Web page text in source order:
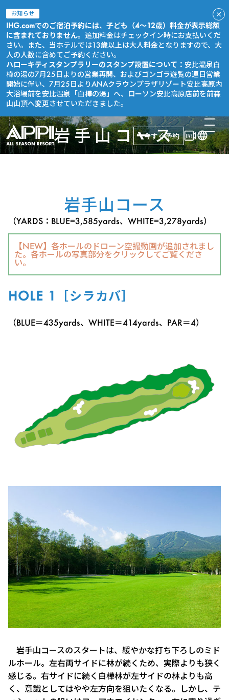
お知らせ
IHG.comでのご宿泊予約には、子ども（4～12歳）料金が表示総額
に含まれておりません。 追加料金はチェックイン時にお支払いくだ
さい。また、当ホテルでは13歳以上は大人料金となりますので、大
人の人数に含めてご予約ください。
ハローキティスタンプラリーのスタンプ設置について： 安比温泉白
樺の湯の7月25日よりの営業再開、およびゴンゴラ遊覧の連日営業
開始に伴い、7月25日よりANAクラウンプラザリゾート安比高原内
大浴場前を安比温泉「白樺の湯」へ、ローソン安比高原店前を前森
山山頂へ変更させていただきました。
今すぐ予約
岩手山コース
岩手山コース
（YARDS：BLUE=3,585yards、WHITE=3,278yards）
【NEW】 各ホールのドローン空撮動画が追加されまし
た。各ホールの写真部分をクリックしてご覧くださ
い。
HOLE 1［シラカバ］
（BLUE＝435yards、WHITE＝414yards、PAR＝4）
岩手山コースのスタートは、緩やかな打ち下ろしのミド
ルホール。左右両サイドに林が続くため、実際よりも狭く
感じる。右サイドに続く白樺林が左サイドの林よりも高
く、意識としてはやや左方向を狙いたくなる。しかし、テ